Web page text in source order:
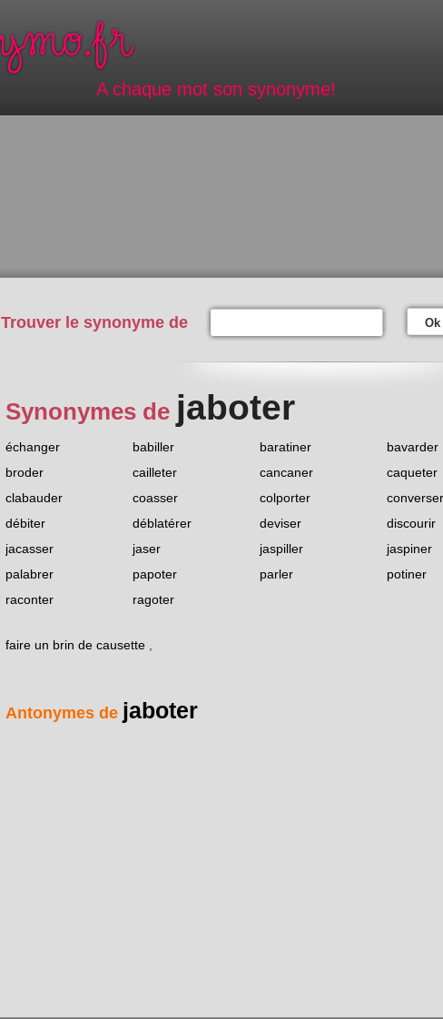
A chaque mot son synonyme!
Trouver le synonyme de Ok
Synonymes de jaboter
échanger babiller baratiner bavarder
broder
cailleter cancaner caqueter
clabauder
coasser colporter converser
débiter
déblatérer deviser discourir
jacasser
jaser jaspiller jaspiner
palabrer
papoter parler potiner
raconter
ragoter
faire un brin de causette
Antonymes de jaboter